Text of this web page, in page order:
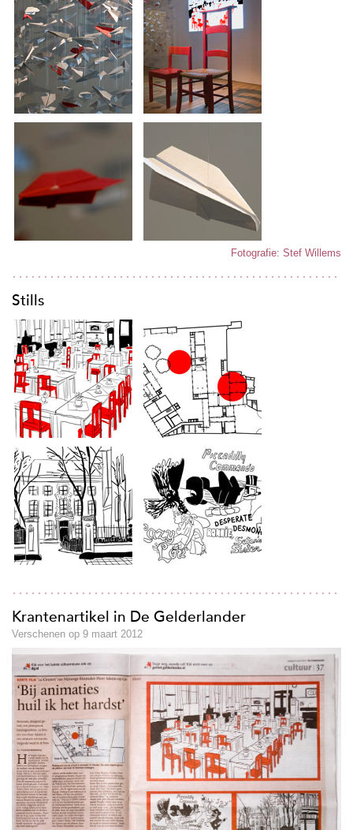
Fotografie: Stef Willems
Stills
Krantenartikel in De Gelderlander
Verschenen op 9 maart 2012